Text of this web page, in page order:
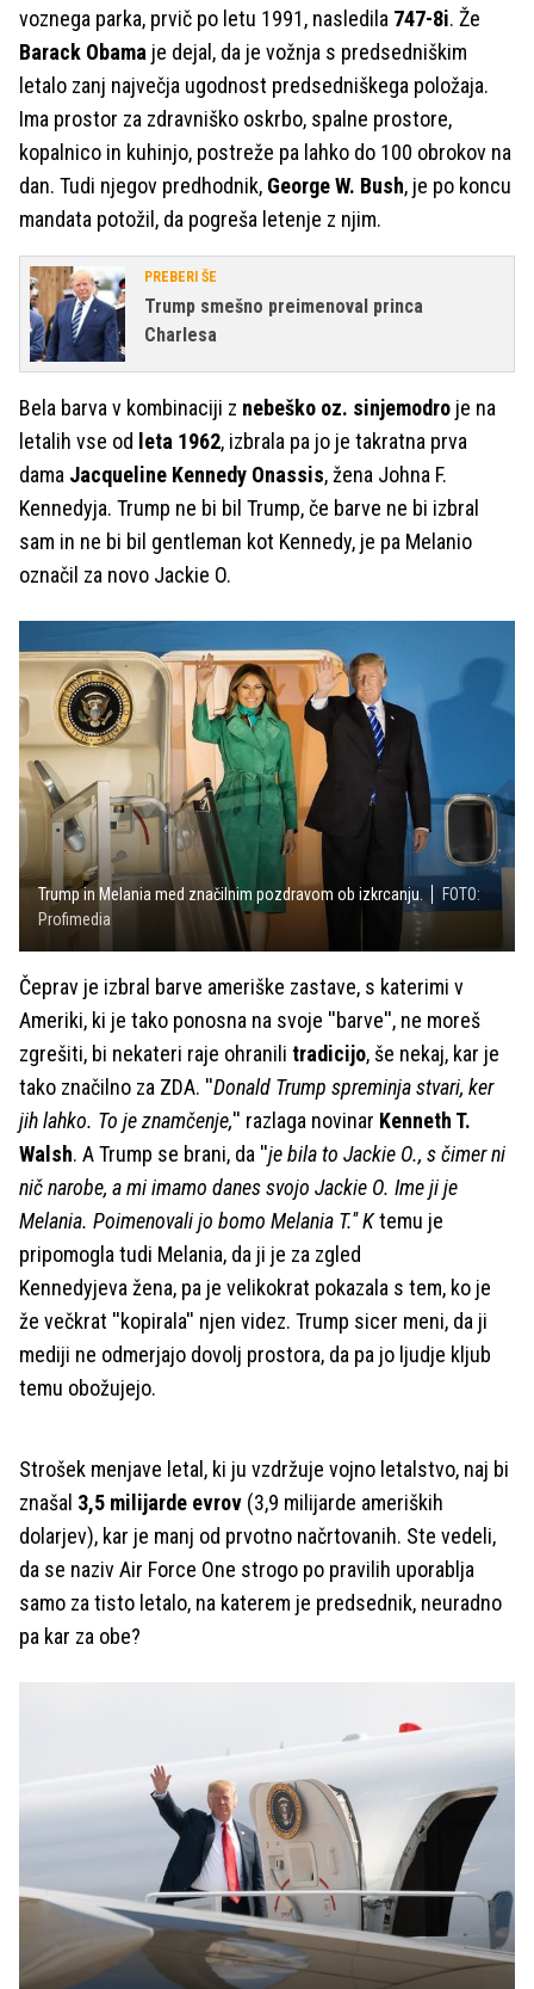
voznega parka, prvič po letu 1991, nasledila 747-8i. Že
Barack Obama je dejal, da je vožnja s predsedniškim
letalo zanj največja ugodnost predsedniškega položaja.
Ima prostor za zdravniško oskrbo, spalne prostore,
kopalnico in kuhinjo, postreže pa lahko do 100 obrokov na
dan. Tudi njegov predhodnik, George W. Bush, je po koncu
mandata potožil, da pogreša letenje z njim.
PREBERI ŠE
Trump smešno preimenoval princa
Charlesa
Bela barva v kombinaciji z nebeško oz. sinjemodro je na
letalih vse od leta 1962, izbrala pa jo je takratna prva
dama Jacqueline Kennedy Onassis, žena Johna F.
Kennedyja. Trump ne bi bil Trump, če barve ne bi izbral
sam in ne bi bil gentleman kot Kennedy, je pa Melanio
označil za novo Jackie O.
Trump in Melania med značilnim pozdravom ob izkrcanju.
FOTO:
Profimedia
Čeprav je izbral barve ameriške zastave, s katerimi v
Ameriki, ki je tako ponosna na svoje ''barve'', ne moreš
zgrešiti, bi nekateri raje ohranili tradicijo, še nekaj, kar je
tako značilno za ZDA. ''Donald Trump spreminja stvari, ker
jih lahko. To je znamčenje,'' razlaga novinar Kenneth T.
Walsh. A Trump se brani, da ''je bila to Jackie O., s čimer ni
nič narobe, a mi imamo danes svojo Jackie O. Ime ji je
Melania. Poimenovali jo bomo Melania T.'' Ktemu je
pripomogla tudi Melania, da ji je za zgled
Kennedyjeva žena, pa je velikokrat pokazala s tem, ko je
že večkrat ''kopirala'' njen videz. Trump sicer meni, da ji
mediji ne odmerjajo dovolj prostora, da pa jo ljudje kljub
temu obožujejo.
Strošek menjave letal, ki ju vzdržuje vojno letalstvo, naj bi
znašal 3,5 milijarde evrov (3,9 milijarde ameriških
dolarjev), kar je manj od prvotno načrtovanih. Ste vedeli,
da se naziv Air Force One strogo po pravilih uporablja
samo za tisto letalo, na katerem je predsednik, neuradno
pa kar za obe?